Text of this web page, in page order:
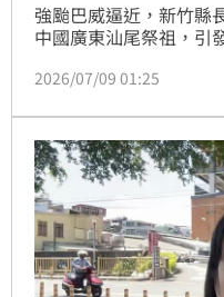
強颱巴威逼近，新竹縣
中國廣東汕尾祭祖，引
公務之名行私人祭祖之
定，然而議員指出公假
交代行程細節。回顧新
文科此時的出訪行程不
災管理失去信心，呼
2026/07/09 01:25